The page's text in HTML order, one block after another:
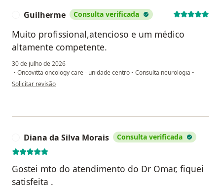
Guilherme Consulta verificada
Muito profissional,atencioso e um médico
altamente competente.
30 de julho de 2026
• Oncovitta oncology care - unidade centro • Consulta neurologia •
na opinião do utilizador Guilherme
Solicitar revisão
Diana da Silva Morais Consulta verificada
Gostei mto do atendimento do Dr Omar, fiquei
satisfeita .